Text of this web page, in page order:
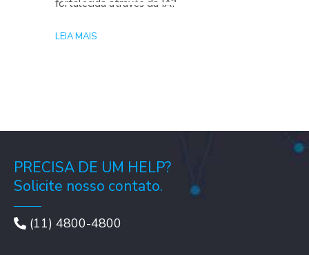
fortalecida através da IA?
LEIA MAIS
PRECISA DE UM HELP?
Solicite nosso contato.
(11) 4800-4800